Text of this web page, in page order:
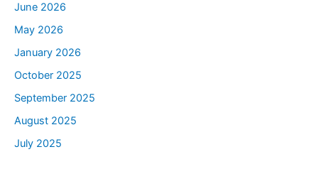
June 2026
May 2026
January 2026
October 2025
September 2025
August 2025
July 2025